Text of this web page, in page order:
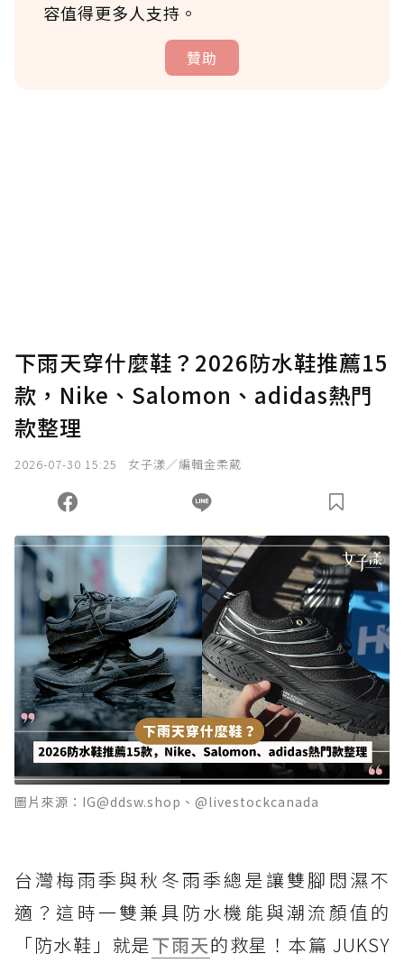
容值得更多人支持。
贊助
確認送出
您當前剩餘 U 利點數：0點；前往 購買點數
下雨天穿什麼鞋？2026防水鞋推薦15
款，Nike、Salomon、adidas熱門
款整理
2026-07-30 15:25 女子漾／編輯金柔葳
圖片來源：IG@ddsw.shop、@livestockcanada
台灣梅雨季與秋冬雨季總是讓雙腳悶濕不
適？這時一雙兼具防水機能與潮流顏值的
「防水鞋」就是下雨天的救星！本篇 JUKSY